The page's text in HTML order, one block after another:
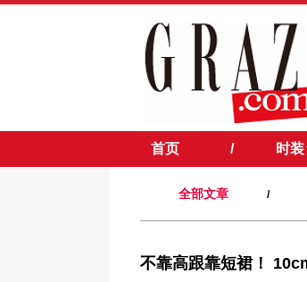
首页 / 时装
全部文章 /
不靠高跟靠短裙！